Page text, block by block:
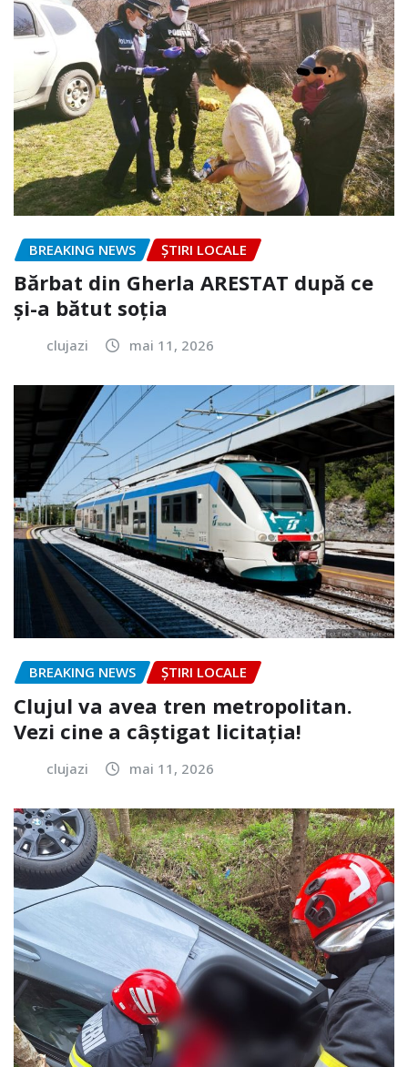
BREAKING NEWS ȘTIRI LOCALE
Bărbat din Gherla ARESTAT după ce
și-a bătut soția
clujazi mai 11, 2026
BREAKING NEWS ȘTIRI LOCALE
Clujul va avea tren metropolitan.
Vezi cine a câștigat licitația!
clujazi mai 11, 2026